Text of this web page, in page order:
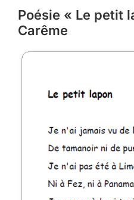
Poésie « Le petit
Carême